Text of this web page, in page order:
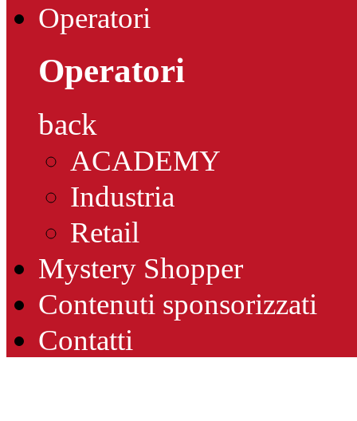
Operatori
Operatori
back
ACADEMY
Industria
Retail
Mystery Shopper
Contenuti sponsorizzati
Contatti